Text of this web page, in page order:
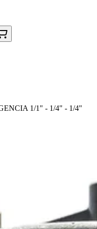
1/1" - 1/4" - 1/4"